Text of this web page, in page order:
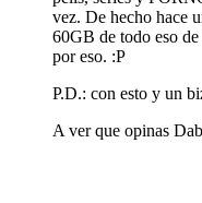
vez. De hecho hace
60GB de todo eso
por eso. :P
P.D.: con esto y un
A ver que opinas